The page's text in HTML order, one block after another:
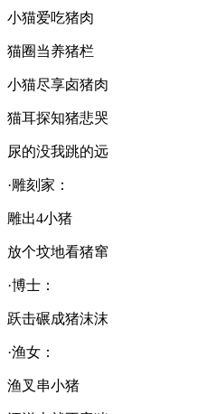
小猫爱吃猪肉
猫圈当养猪栏
小猫尽享卤猪肉
猫耳探知猪悲哭
尿的没我跳的远
·雕刻家：
雕出4小猪
放个坟地看猪窜
·博士：
跃击碾成猪沫沫
·渔女：
渔叉串小猪